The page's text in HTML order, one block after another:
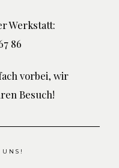
Werkstatt:
86
vorbei, wir
Besuch!